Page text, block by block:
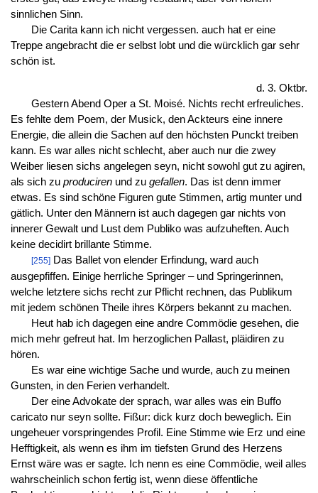
sinnlichen Sinn.
Die Carita kann ich nicht vergessen. auch hat er eine
Treppe angebracht die er selbst lobt und die würcklich gar sehr
schön ist.
d. 3. Oktbr.
Gestern Abend Oper a St. Moisé. Nichts recht erfreuliches.
Es fehlte dem Poem, der Musick, den Ackteurs eine innere
Energie, die allein die Sachen auf den höchsten Punckt treiben
kann. Es war alles nicht schlecht, aber auch nur die zwey
Weiber liesen sichs angelegen seyn, nicht sowohl gut zu agiren,
als sich zu producirenund zu gefallen. Das ist denn immer
etwas. Es sind schöne Figuren gute Stimmen, artig munter und
gätlich. Unter den Männern ist auch dagegen gar nichts von
innerer Gewalt und Lust dem Publiko was aufzuheften. Auch
keine decidirt brillante Stimme.
[255]Das Ballet von elender Erfindung, ward auch
ausgepfiffen. Einige herrliche Springer – und Springerinnen,
welche letztere sichs recht zur Pflicht rechnen, das Publikum
mit jedem schönen Theile ihres Körpers bekannt zu machen.
Heut hab ich dagegen eine andre Commödie gesehen, die
mich mehr gefreut hat. Im herzoglichen Pallast, pläidiren zu
hören.
Es war eine wichtige Sache und wurde, auch zu meinen
Gunsten, in den Ferien verhandelt.
Der eine Advokate der sprach, war alles was ein Buffo
caricato nur seyn sollte. Fißur: dick kurz doch beweglich. Ein
ungeheuer vorspringendes Profil. Eine Stimme wie Erz und eine
Hefftigkeit, als wenn es ihm im tiefsten Grund des Herzens
Ernst wäre was er sagte. Ich nenn es eine Commödie, weil alles
wahrscheinlich schon fertig ist, wenn diese öffentliche